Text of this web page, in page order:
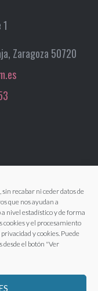
recabar ni ceder datos de
que nos ayudan a
nivel estadístico y de forma
y el procesamiento
y cookies. Puede
desde el botón "Ver
Zaragoza 50720